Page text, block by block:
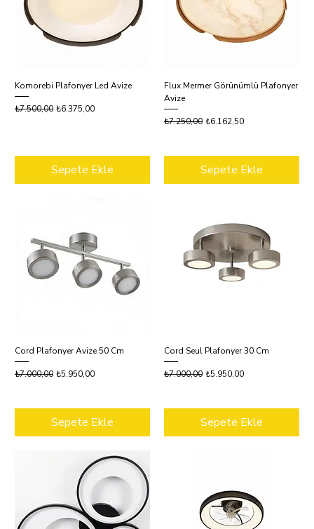
Komorebi Plafonyer Led Avize
Normal Fiyat
₺7.500,00 İndirimli Fiyat
₺6.375,00
Sepete Ekle
Flux Mermer Görünümlü Plafonyer
Avize
Normal Fiyat
₺7.250,00 İndirimli Fiyat
₺6.162,50
Sepete Ekle
Cord Plafonyer Avize 50 Cm
Normal Fiyat
₺7.000,00 İndirimli Fiyat
₺5.950,00
Sepete Ekle
Cord Seul Plafonyer 30 Cm
Normal Fiyat
₺7.000,00 İndirimli Fiyat
₺5.950,00
Sepete Ekle